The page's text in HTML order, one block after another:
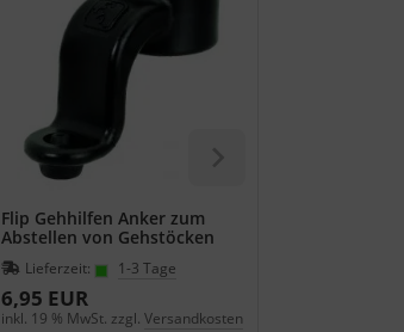
Flip Gehhilfen Anker zum
Abstellen von Gehstöcken
Lieferzeit: 1-3 Tage
6,95 EUR
inkl. 19 % MwSt. zzgl.Versandkosten